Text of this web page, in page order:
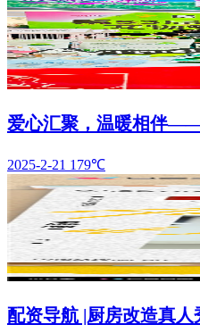
爱心汇聚，温暖相伴
2025-2-21 179℃
配资导航 |厨房改造真